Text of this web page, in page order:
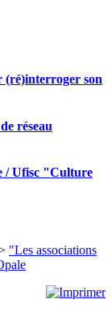
(ré)interroger son
réseau
/ Ufisc "Culture
"Les associations